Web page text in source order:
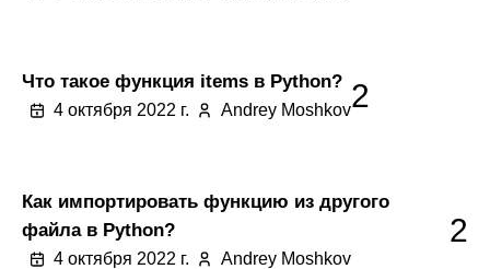
Что такое функция items в Python?
4 октября 2022 г. Andrey Moshkov2
Как импортировать функцию из другого
файла в Python?
4 октября 2022 г. Andrey Moshkov
2